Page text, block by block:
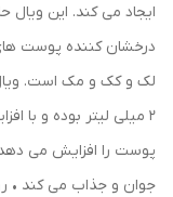
ایجاد می کند. این ویال
درخشان کننده پوست
لک و کک و مک است. ویال
2 میلی لیتر بوده و
پوست را افزایش می
جوان و جذاب می کند •